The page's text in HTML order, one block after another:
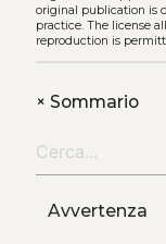
original publication is
practice. The license
reproduction is
+Sommario
Avvertenza